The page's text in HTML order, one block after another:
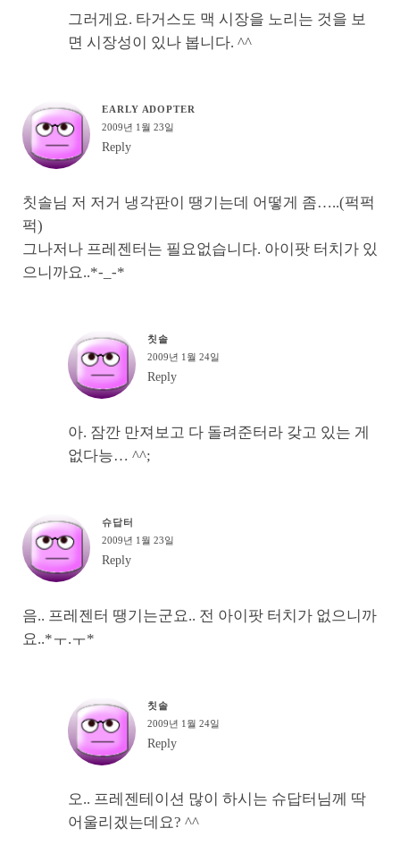
그러게요. 타거스도 맥 시장을 노리는 것을 보
면 시장성이 있나 봅니다. ^^
EARLY ADOPTER
2009년 1월 23일
Reply
칫솔님 저 저거 냉각판이 땡기는데 어떻게 좀…..(퍽퍽
퍽)
그나저나 프레젠터는 필요없습니다. 아이팟 터치가 있
으니까요..*-_-*
칫솔
2009년 1월 24일
Reply
아. 잠깐 만져보고 다 돌려준터라 갖고 있는 게
없다능… ^^;
슈답터
2009년 1월 23일
Reply
음.. 프레젠터 땡기는군요.. 전 아이팟 터치가 없으니까
요..*ㅜ.ㅜ*
칫솔
2009년 1월 24일
Reply
오.. 프레젠테이션 많이 하시는 슈답터님께 딱
어울리겠는데요? ^^